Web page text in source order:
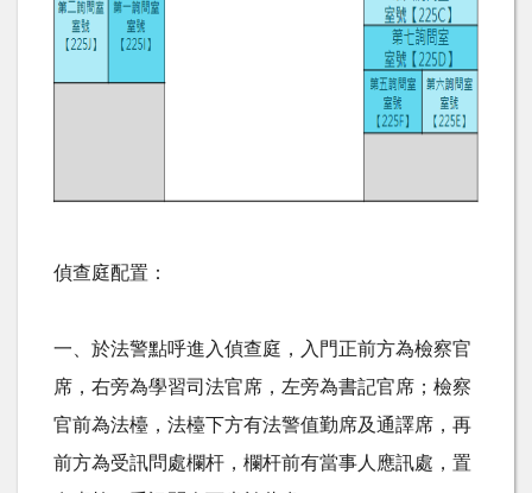
偵查庭配置：
一、於法警點呼進入偵查庭，入門正前方為檢察官
席，右旁為學習司法官席，左旁為書記官席；檢察
官前為法檯，法檯下方有法警值勤席及通譯席，再
前方為受訊問處欄杆，欄杆前有當事人應訊處，置